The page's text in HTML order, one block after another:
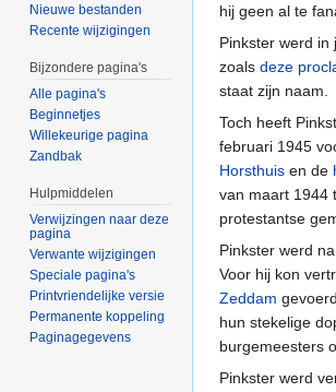
hij geen al te
Pinkster werd
zoals deze
staat zijn naam.
Toch heeft
februari 1945
Horsthuis en de
van maart 1944
protestantse
Pinkster werd
Voor hij kon
Zeddam
hun stekelige
burgemeesters
Pinkster werd
Nieuwe bestanden
Recente wijzigingen
Bijzondere pagina's
Alle pagina's
Beginnetjes
Willekeurige pagina
Zandbak
Hulpmiddelen
Verwijzingen naar deze
pagina
Verwante wijzigingen
Speciale pagina's
Printvriendelijke versie
Permanente koppeling
Paginagegevens